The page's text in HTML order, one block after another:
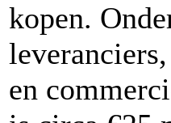
kopen.
en